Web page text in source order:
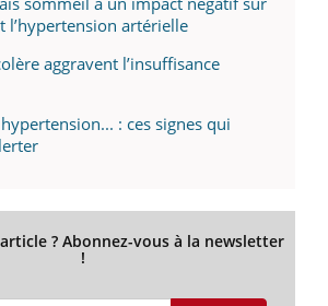
l’hypertension artérielle
aggravent l’insuffisance
: ces signes qui
? Abonnez-vous à la newsletter
!